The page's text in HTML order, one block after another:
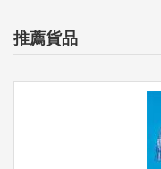
推薦貨品